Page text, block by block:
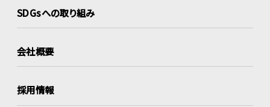
SDGsへの取り組み
会社概要
採用情報